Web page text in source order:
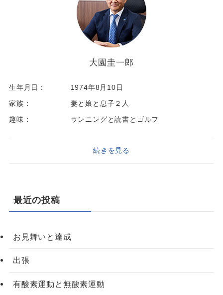
大園圭一郎
生年月日：
1974年8月10日
家族：
妻と娘と息子２人
趣味：
ランニングと読書とゴルフ
続きを見る
最近の投稿
お見舞いと達成
出張
有酸素運動と無酸素運動